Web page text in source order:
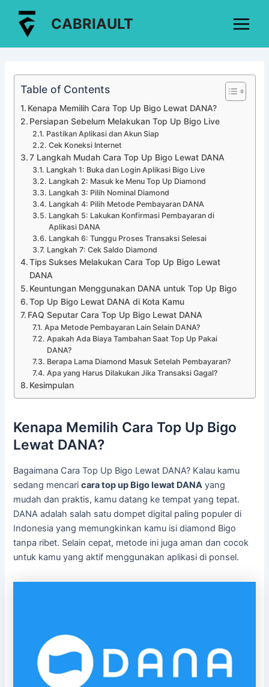
konten
CABRIAULT
Menu
Table of Contents
Kenapa Memilih Cara Top Up Bigo Lewat DANA?
Persiapan Sebelum Melakukan Top Up Bigo Live
Pastikan Aplikasi dan Akun Siap
Cek Koneksi Internet
7 Langkah Mudah Cara Top Up Bigo Lewat DANA
Langkah 1: Buka dan Login Aplikasi Bigo Live
Langkah 2: Masuk ke Menu Top Up Diamond
Langkah 3: Pilih Nominal Diamond
Langkah 4: Pilih Metode Pembayaran DANA
Langkah 5: Lakukan Konfirmasi Pembayaran di
Aplikasi DANA
Langkah 6: Tunggu Proses Transaksi Selesai
Langkah 7: Cek Saldo Diamond
Tips Sukses Melakukan Cara Top Up Bigo Lewat
DANA
Keuntungan Menggunakan DANA untuk Top Up Bigo
Top Up Bigo Lewat DANA di Kota Kamu
FAQ Seputar Cara Top Up Bigo Lewat DANA
Apa Metode Pembayaran Lain Selain DANA?
Apakah Ada Biaya Tambahan Saat Top Up Pakai
DANA?
Berapa Lama Diamond Masuk Setelah Pembayaran?
Apa yang Harus Dilakukan Jika Transaksi Gagal?
Kesimpulan
Kenapa Memilih Cara Top Up Bigo
Lewat DANA?
Bagaimana Cara Top Up Bigo Lewat DANA? Kalau kamu
sedang mencaricara top up Bigo lewat DANA yang
mudah dan praktis, kamu datang ke tempat yang tepat.
DANA adalah salah satu dompet digital paling populer di
Indonesia yang memungkinkan kamu isi diamond Bigo
tanpa ribet. Selain cepat, metode ini juga aman dan cocok
untuk kamu yang aktif menggunakan aplikasi di ponsel.
navigation